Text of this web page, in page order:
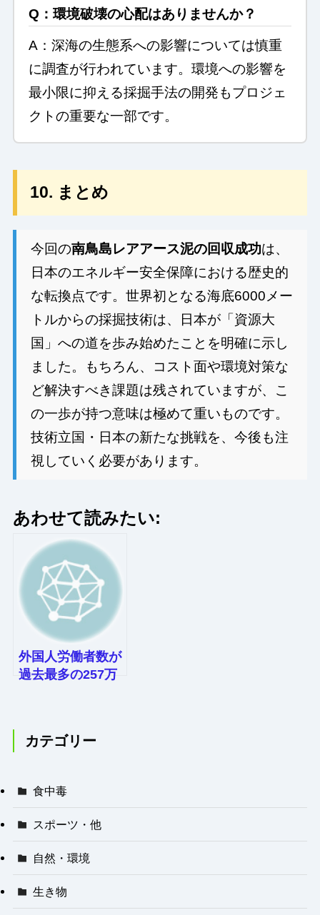
Q：環境破壊の心配はありませんか？
A：深海の生態系への影響については慎重
に調査が行われています。環境への影響を
最小限に抑える採掘手法の開発もプロジェ
クトの重要な一部です。
10. まとめ
今回の南鳥島レアアース泥の回収成功は、
日本のエネルギー安全保障における歴史的
な転換点です。世界初となる海底6000メー
トルからの採掘技術は、日本が「資源大
国」への道を歩み始めたことを明確に示し
ました。もちろん、コスト面や環境対策な
ど解決すべき課題は残されていますが、こ
の一歩が持つ意味は極めて重いものです。
技術立国・日本の新たな挑戦を、今後も注
視していく必要があります。
あわせて読みたい:
外国人労働者数が
過去最多の257万
カテゴリー
食中毒
スポーツ・他
自然・環境
生き物